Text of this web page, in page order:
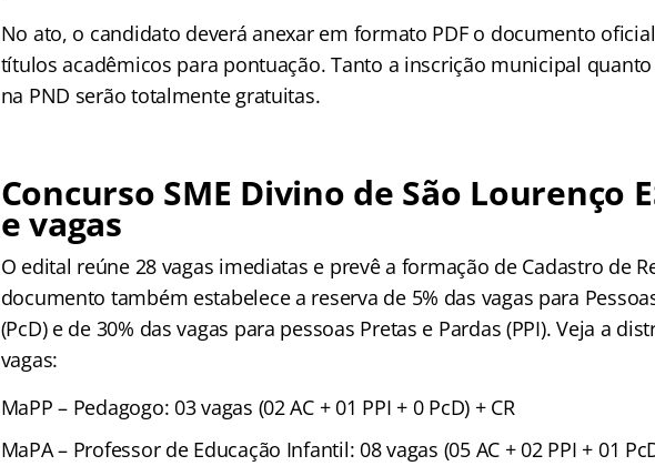
No ato, o candidato deverá anexar em formato PDF o documento
títulos acadêmicos para pontuação. Tanto a inscrição municipal
na PND serão totalmente gratuitas.
Concurso SME Divino de São Lourenço
e vagas
O edital reúne 28 vagas imediatas e prevê a formação de Cadastro de
documento também estabelece a reserva de 5% das vagas para
(PcD) e de 30% das vagas para pessoas Pretas e Pardas (PPI). Veja a
vagas:
MaPP – Pedagogo: 03 vagas (02 AC + 01 PPI + 0 PcD) + CR
MaPA – Professor de Educação Infantil: 08 vagas (05 AC + 02 PPI + 01